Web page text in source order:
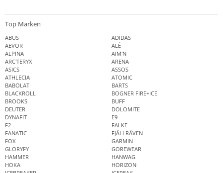
Top Marken
ABUS
ADIDAS
AEVOR
ALÉ
ALPINA
AIM'N
ARC'TERYX
ARENA
ASICS
ASSOS
ATHLECIA
ATOMIC
BABOLAT
BARTS
BLACKROLL
BOGNER FIRE+ICE
BROOKS
BUFF
DEUTER
DOLOMITE
DYNAFIT
E9
F2
FALKE
FANATIC
FJÄLLRÄVEN
FOX
GARMIN
GLORYFY
GOREWEAR
HAMMER
HANWAG
HOKA
HORIZON